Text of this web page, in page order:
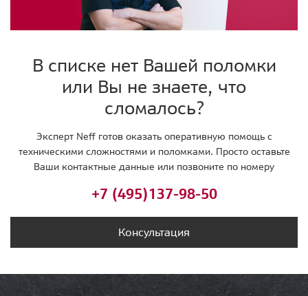
В списке нет Вашей поломки
или Вы не знаете, что
сломалось?
Эксперт Neff готов оказать оперативную помощь с
техническими сложностями и поломками. Просто оставьте
Ваши контактные данные или позвоните по номеру
+7 (495)137-98-50
Консультация